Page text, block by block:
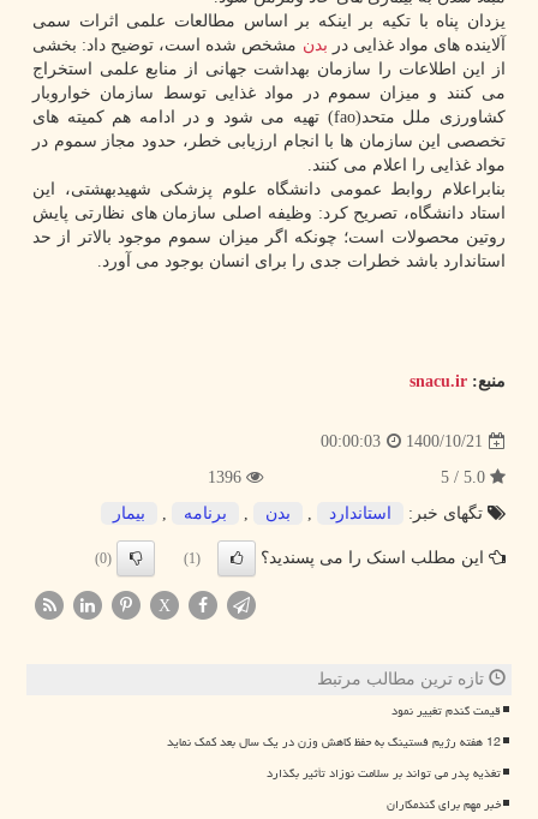
یزدان پناه با تکیه بر اینکه بر اساس مطالعات علمی اثرات سمی
آلاینده های مواد غذایی در بدن مشخص شده است، توضیح داد: بخشی
از این اطلاعات را سازمان بهداشت جهانی از منابع علمی استخراج
می کنند و میزان سموم در مواد غذایی توسط سازمان خواروبار
کشاورزی ملل متحد(fao) تهیه می شود و در ادامه هم کمیته های
تخصصی این سازمان ها با انجام ارزیابی خطر، حدود مجاز سموم در
مواد غذایی را اعلام می کنند.
بنابراعلام روابط عمومی دانشگاه علوم پزشکی شهیدبهشتی، این
استاد دانشگاه، تصریح کرد: وظیفه اصلی سازمان های نظارتی پایش
روتین محصولات است؛ چونکه اگر میزان سموم موجود بالاتر از حد
استاندارد باشد خطرات جدی را برای انسان بوجود می آورد.
منبع: snacu.ir
1400/10/21
00:00:03
تگهای خبر:
استاندارد , بدن , برنامه , بیمار
این مطلب اسنک را می پسندید؟ (1)
(0)
X
تازه ترین مطالب مرتبط
قیمت گندم تغییر نمود
12 هفته رژیم فستینگ به حفظ کاهش وزن در یک سال بعد کمک نماید
تغذیه پدر می تواند بر سلامت نوزاد تأثیر بگذارد
خبر مهم برای گندمکاران